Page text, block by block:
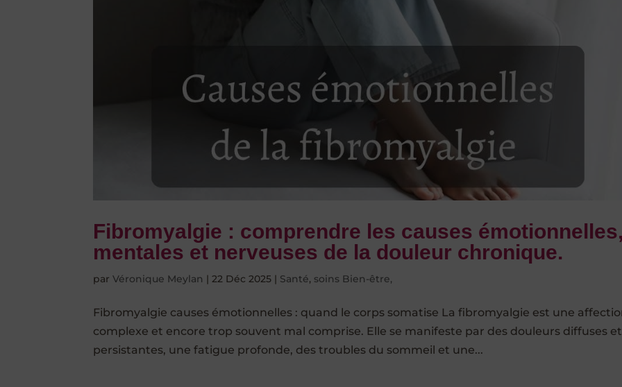
Fibromyalgie : comprendre les causes émotionnelles,
mentales et nerveuses de la douleur chronique.
parVéronique Meylan |22 Déc 2025 | Santé, soins Bien-être,
Fibromyalgie causes émotionnelles : quand le corps somatise La fibromyalgie est une
complexe et encore trop souvent mal comprise. Elle se manifeste par des douleurs diffuses et
persistantes, une fatigue profonde, des troubles du sommeil et une...